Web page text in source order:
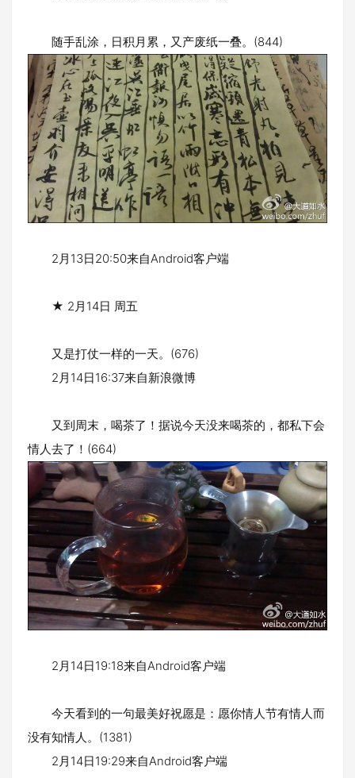
随手乱涂，日积月累，又产废纸一叠。(844)
2月13日20:50来自Android客户端
★ 2月14日 周五
又是打仗一样的一天。(676)
2月14日16:37来自新浪微博
又到周末，喝茶了！据说今天没来喝茶的，都私下会
情人去了！(664)
2月14日19:18来自Android客户端
今天看到的一句最美好祝愿是：愿你情人节有情人而
没有知情人。(1381)
2月14日19:29来自Android客户端